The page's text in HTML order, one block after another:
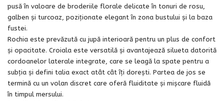
pusă în valoare de broderiile florale delicate în tonuri de rosu,
galben și turcoaz, poziționate elegant în zona bustului și la baza
fustei.
Rochia este prevăzută cu jupă interioară pentru un plus de confort
și opacitate. Croiala este versatilă și avantajează silueta datorită
cordoanelor laterale integrate, care se leagă la spate pentru a
subția și defini talia exact atât cât îți dorești. Partea de jos se
termină cu un volan discret care oferă fluiditate și mișcare fluidă
în timpul mersului.